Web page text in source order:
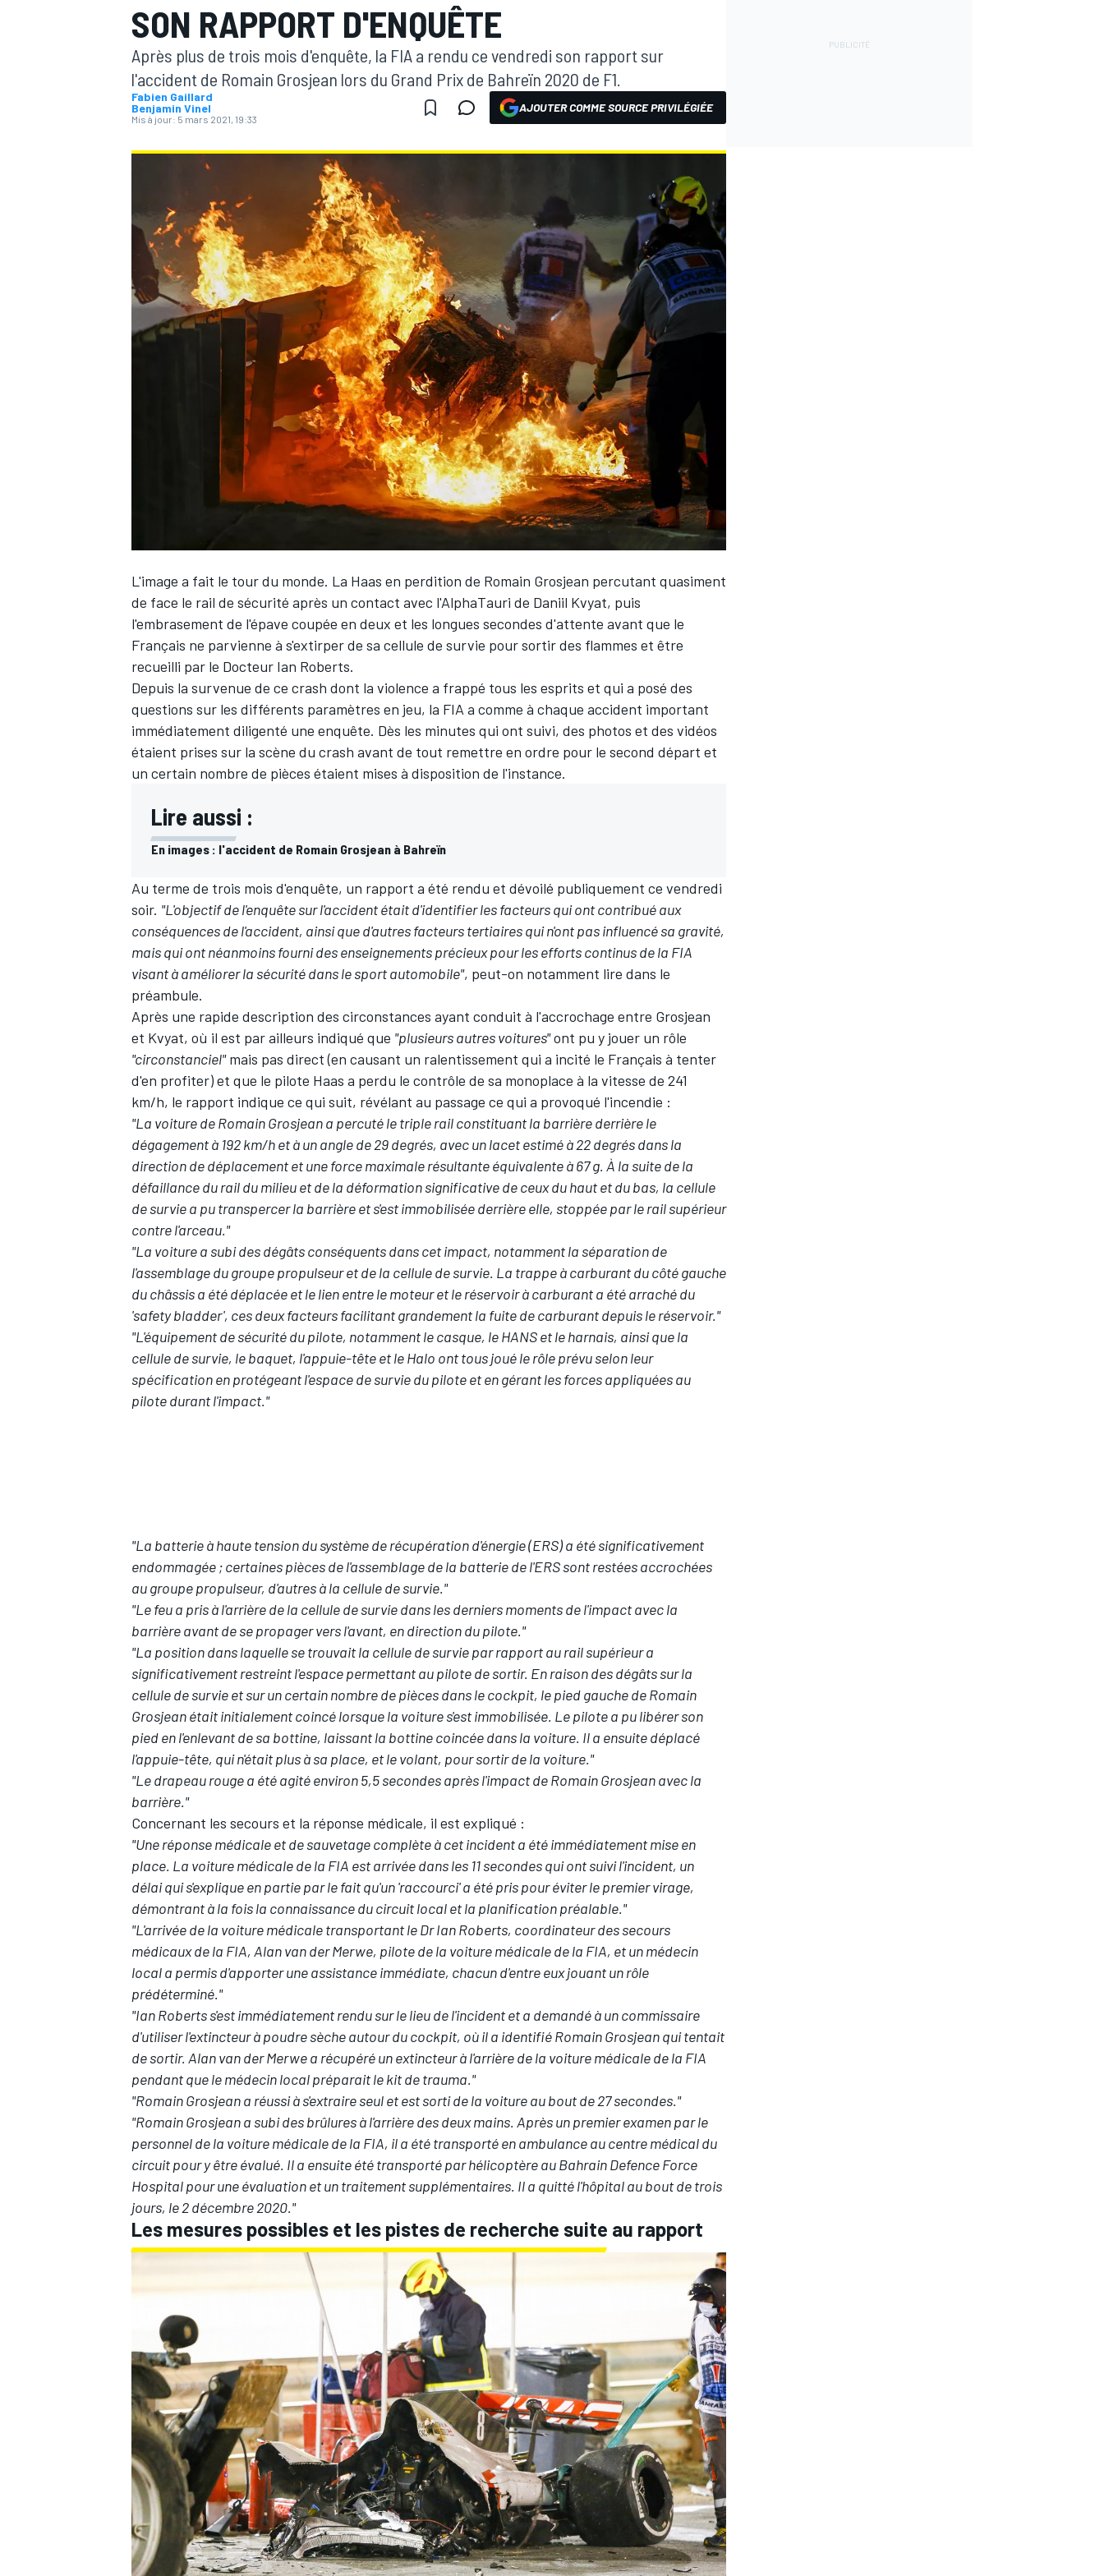
MOTOGP
WEC
AUTRES CHAMPIONNATS
SON RAPPORT D'ENQUÊTE
Après plus de trois mois d'enquête, la FIA a rendu ce vendredi son rapport sur
l'accident de Romain Grosjean lors du Grand Prix de Bahreïn 2020 de F1.
Fabien Gaillard
Benjamin Vinel
Mis à jour: 5 mars 2021, 19:33
AJOUTER COMME SOURCE PRIVILÉGIÉE
L'image a fait le tour du monde. La Haas en perdition de Romain Grosjean percutant quasiment
de face le rail de sécurité après un contact avec l'AlphaTauri de Daniil Kvyat, puis
l'embrasement de l'épave coupée en deux et les longues secondes d'attente avant que le
Français ne parvienne à s'extirper de sa cellule de survie pour sortir des flammes et être
recueilli par le Docteur Ian Roberts.
Depuis la survenue de ce crash dont la violence a frappé tous les esprits et qui a posé des
questions sur les différents paramètres en jeu, la FIA a comme à chaque accident important
immédiatement diligenté une enquête. Dès les minutes qui ont suivi, des photos et des vidéos
étaient prises sur la scène du crash avant de tout remettre en ordre pour le second départ et
un certain nombre de pièces étaient mises à disposition de l'instance.
Lire aussi :
En images : l'accident de Romain Grosjean à Bahreïn
Au terme de trois mois d'enquête, un rapport a été rendu et dévoilé publiquement ce vendredi
soir. "L'objectif de l'enquête sur l'accident était d'identifier les facteurs qui ont contribué aux
conséquences de l'accident, ainsi que d'autres facteurs tertiaires qui n'ont pas influencé sa gravité,
mais qui ont néanmoins fourni des enseignements précieux pour les efforts continus de la FIA
visant à améliorer la sécurité dans le sport automobile", peut-on notamment lire dans le
préambule.
Après une rapide description des circonstances ayant conduit à l'accrochage entre Grosjean
et Kvyat, où il est par ailleurs indiqué que "plusieurs autres voitures"ont pu y jouer un rôle
"circonstanciel"mais pas direct (en causant un ralentissement qui a incité le Français à tenter
d'en profiter) et que le pilote Haas a perdu le contrôle de sa monoplace à la vitesse de 241
km/h, le rapport indique ce qui suit, révélant au passage ce qui a provoqué l'incendie :
"La voiture de Romain Grosjean a percuté le triple rail constituant la barrière derrière le
dégagement à 192 km/h et à un angle de 29 degrés, avec un lacet estimé à 22 degrés dans la
direction de déplacement et une force maximale résultante équivalente à 67 g. À la suite de la
défaillance du rail du milieu et de la déformation significative de ceux du haut et du bas, la cellule
de survie a pu transpercer la barrière et s'est immobilisée derrière elle, stoppée par le rail supérieur
contre l'arceau."
"La voiture a subi des dégâts conséquents dans cet impact, notamment la séparation de
l'assemblage du groupe propulseur et de la cellule de survie. La trappe à carburant du côté gauche
du châssis a été déplacée et le lien entre le moteur et le réservoir à carburant a été arraché du
'safety bladder', ces deux facteurs facilitant grandement la fuite de carburant depuis le réservoir."
"L'équipement de sécurité du pilote, notamment le casque, le HANS et le harnais, ainsi que la
cellule de survie, le baquet, l'appuie-tête et le Halo ont tous joué le rôle prévu selon leur
spécification en protégeant l'espace de survie du pilote et en gérant les forces appliquées au
pilote durant l'impact."
"La batterie à haute tension du système de récupération d'énergie (ERS) a été significativement
endommagée ; certaines pièces de l'assemblage de la batterie de l'ERS sont restées accrochées
au groupe propulseur, d'autres à la cellule de survie."
"Le feu a pris à l'arrière de la cellule de survie dans les derniers moments de l'impact avec la
barrière avant de se propager vers l'avant, en direction du pilote."
"La position dans laquelle se trouvait la cellule de survie par rapport au rail supérieur a
significativement restreint l'espace permettant au pilote de sortir. En raison des dégâts sur la
cellule de survie et sur un certain nombre de pièces dans le cockpit, le pied gauche de Romain
Grosjean était initialement coincé lorsque la voiture s'est immobilisée. Le pilote a pu libérer son
pied en l'enlevant de sa bottine, laissant la bottine coincée dans la voiture. Il a ensuite déplacé
l'appuie-tête, qui n'était plus à sa place, et le volant, pour sortir de la voiture."
"Le drapeau rouge a été agité environ 5,5 secondes après l'impact de Romain Grosjean avec la
barrière."
Concernant les secours et la réponse médicale, il est expliqué :
"Une réponse médicale et de sauvetage complète à cet incident a été immédiatement mise en
place. La voiture médicale de la FIA est arrivée dans les 11 secondes qui ont suivi l'incident, un
délai qui s'explique en partie par le fait qu'un 'raccourci' a été pris pour éviter le premier virage,
démontrant à la fois la connaissance du circuit local et la planification préalable."
"L'arrivée de la voiture médicale transportant le Dr Ian Roberts, coordinateur des secours
médicaux de la FIA, Alan van der Merwe, pilote de la voiture médicale de la FIA, et un médecin
local a permis d'apporter une assistance immédiate, chacun d'entre eux jouant un rôle
prédéterminé."
"Ian Roberts s'est immédiatement rendu sur le lieu de l'incident et a demandé à un commissaire
d'utiliser l'extincteur à poudre sèche autour du cockpit, où il a identifié Romain Grosjean qui tentait
de sortir. Alan van der Merwe a récupéré un extincteur à l'arrière de la voiture médicale de la FIA
pendant que le médecin local préparait le kit de trauma."
"Romain Grosjean a réussi à s'extraire seul et est sorti de la voiture au bout de 27 secondes."
"Romain Grosjean a subi des brûlures à l'arrière des deux mains. Après un premier examen par le
personnel de la voiture médicale de la FIA, il a été transporté en ambulance au centre médical du
circuit pour y être évalué. Il a ensuite été transporté par hélicoptère au Bahrain Defence Force
Hospital pour une évaluation et un traitement supplémentaires. Il a quitté l'hôpital au bout de trois
jours, le 2 décembre 2020."
Les mesures possibles et les pistes de recherche suite au rapport